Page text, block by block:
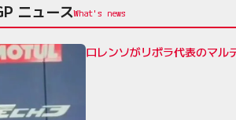
ニュース
ロレンソがリボラ代表のマル